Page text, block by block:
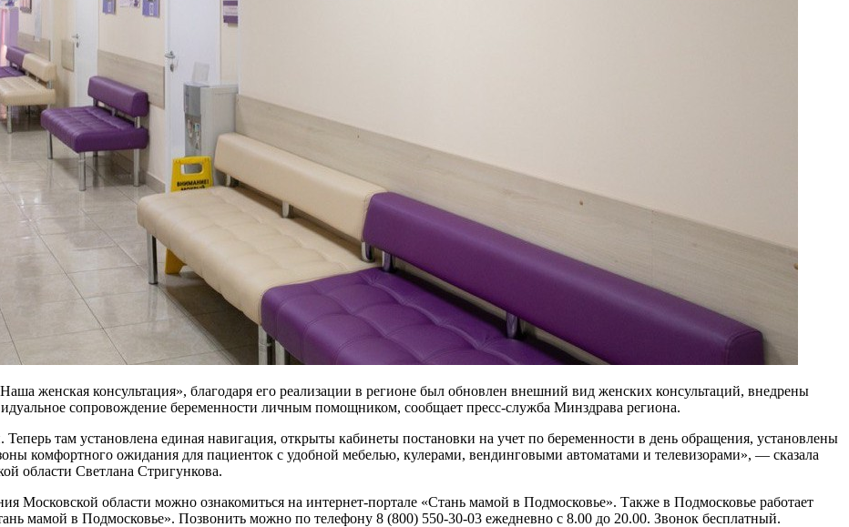
женская консультация», благодаря его реализации в регионе был обновлен внешний вид женских консультаций, внедрены
сопровождение беременности личным помощником, сообщает пресс-служба Минздрава региона.
там установлена единая навигация, открыты кабинеты постановки на учет по беременности в день обращения, установлены
комфортного ожидания для пациенток с удобной мебелью, кулерами, вендинговыми автоматами и телевизорами», — сказала
области Светлана Стригункова.
Московской области можно ознакомиться на интернет-портале «Стань мамой в Подмосковье». Также в Подмосковье работает
мамой в Подмосковье». Позвонить можно по телефону 8 (800) 550-30-03 ежедневно с 8.00 до 20.00. Звонок бесплатный.